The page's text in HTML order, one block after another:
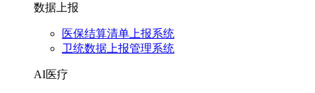
数据上报
医保结算清单上报系统
卫统数据上报管理系统
AI医疗